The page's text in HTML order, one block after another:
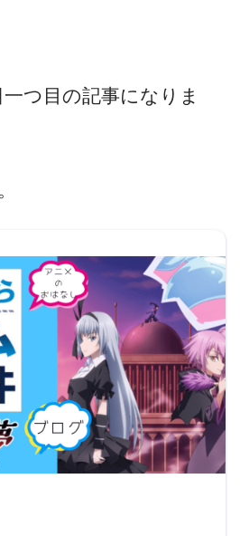
つ目の記事になりま